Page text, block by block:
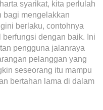
syarikat, kita perlulah
bagi mengelakkan
berlaku, contohnya
dengan baik. Ini
pengguna jalanraya
pelanggan yang
seseorang itu mampu
bertahan lama di dalam